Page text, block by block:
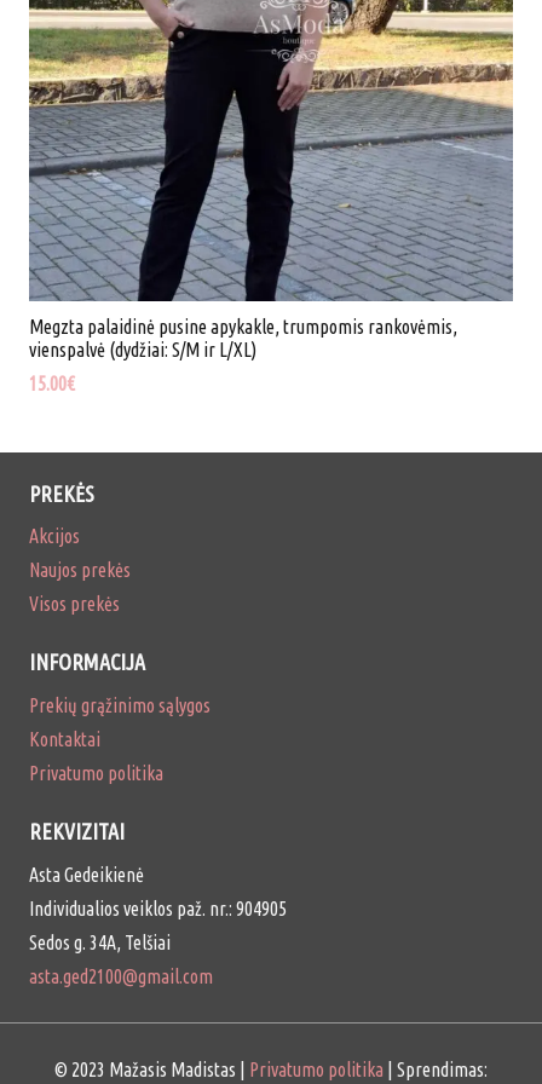
Megzta palaidinė pusine apykakle, trumpomis rankovėmis,
vienspalvė (dydžiai: S/M ir L/XL)
15.00€
PREKĖS
Akcijos
Naujos prekės
Visos prekės
INFORMACIJA
Prekių grąžinimo sąlygos
Kontaktai
Privatumo politika
REKVIZITAI
Asta Gedeikienė
Individualios veiklos paž. nr.: 904905
Sedos g. 34A, Telšiai
asta.ged2100@gmail.com
© 2023 Mažasis Madistas | Privatumo politika | Sprendimas: